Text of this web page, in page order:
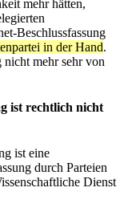
mehr hätten,
Beschlussfassung
in der Hand.
mehr sehr von
ist rechtlich nicht
ist eine
durch Parteien
Dienst